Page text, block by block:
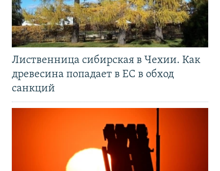
Лиственница сибирская в Чехии. Как
древесина попадает в ЕС в обход
санкций